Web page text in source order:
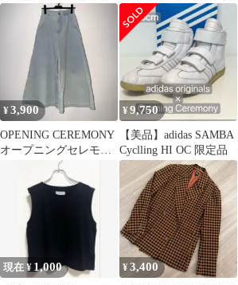
ー オリーブ カーキ 約
26.0cm
¥3,900
OPENING CEREMONY
オープニングセレモニ
ー デニム ワイドデニム
¥9,750
【美品】adidas SAMBA
Cyclling HI OC 限定品
現在 ¥ 1,000 ¥3,400